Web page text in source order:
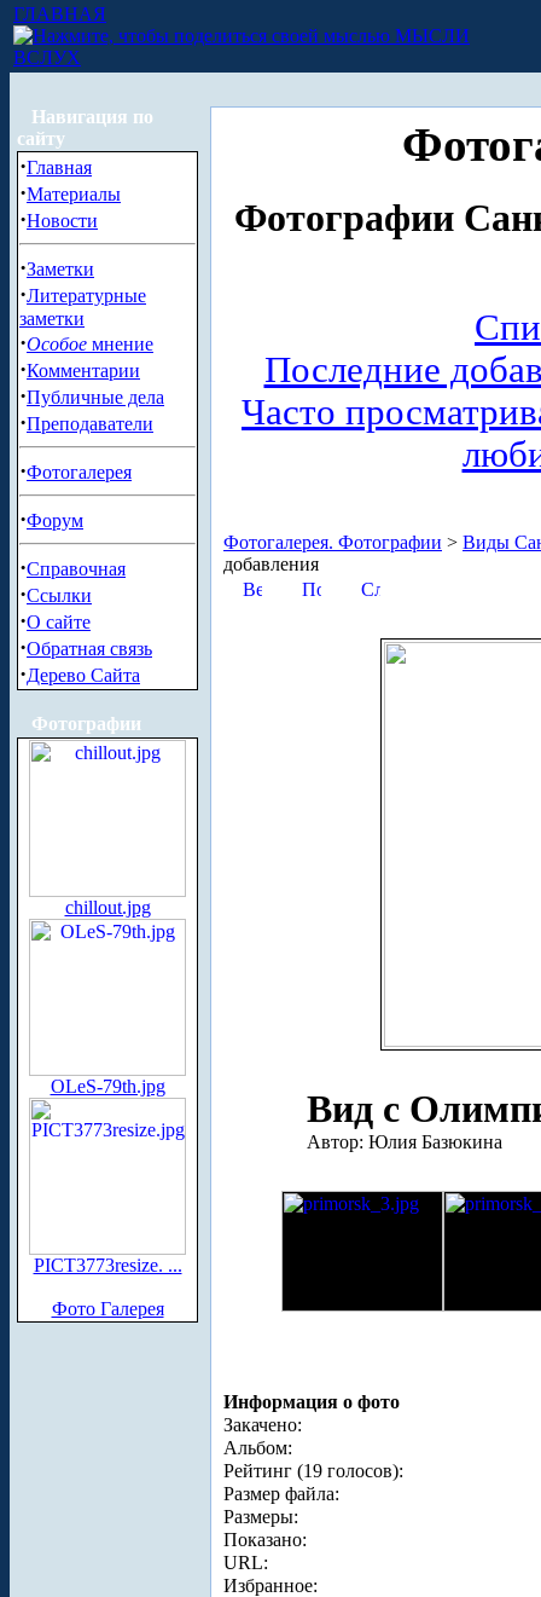
ГЛАВНАЯ
МЫСЛИ
ВСЛУХ
Навигация по
сайту
·Главная
·Материалы
·Новости
·Заметки
·Литературные
заметки
·Особое мнение
·Комментарии
·Публичные дела
·Преподаватели
·Фотогалерея
·Форум
·Справочная
·Ссылки
·О сайте
·Обратная связь
·Дерево Сайта
Фотографии
chillout.jpg
OLeS-79th.jpg
PICT3773resize. ...
Фото Галерея
Фотографии
Последние
Часто
Фотогалерея. Фотографии > Виды
добавления
Вид с
Автор: Юлия Базюкина
Информация о фото
Закачено:
Альбом:
Рейтинг (19 голосов):
Размер файла:
Размеры:
Показано:
URL:
Избранное: